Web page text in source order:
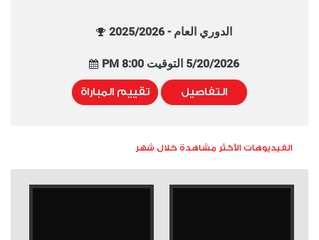
الدوري العام - 2025/2026
5/20/2026 التوقيت 8:00 PM
التفاصيل تقييم المباراة
الفيديوهات الأكثر مشاهدة خلال شهر